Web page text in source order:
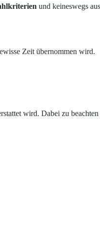
und keineswegs
Zeit übernommen wird.
wird. Dabei zu